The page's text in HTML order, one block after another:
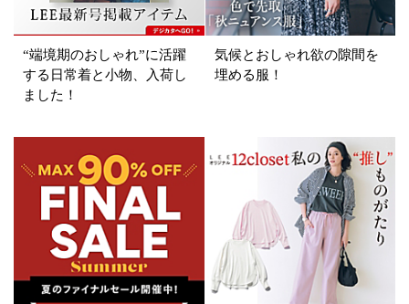
掲載雑誌
価格
表示オプション
すべて 新着
SALE商品 予約品
再入荷 ラスト1
“端境期のおしゃれ”に活躍
する日常着と小物、入荷し
ました！
気候とおしゃれ欲の隙間を
埋める服！